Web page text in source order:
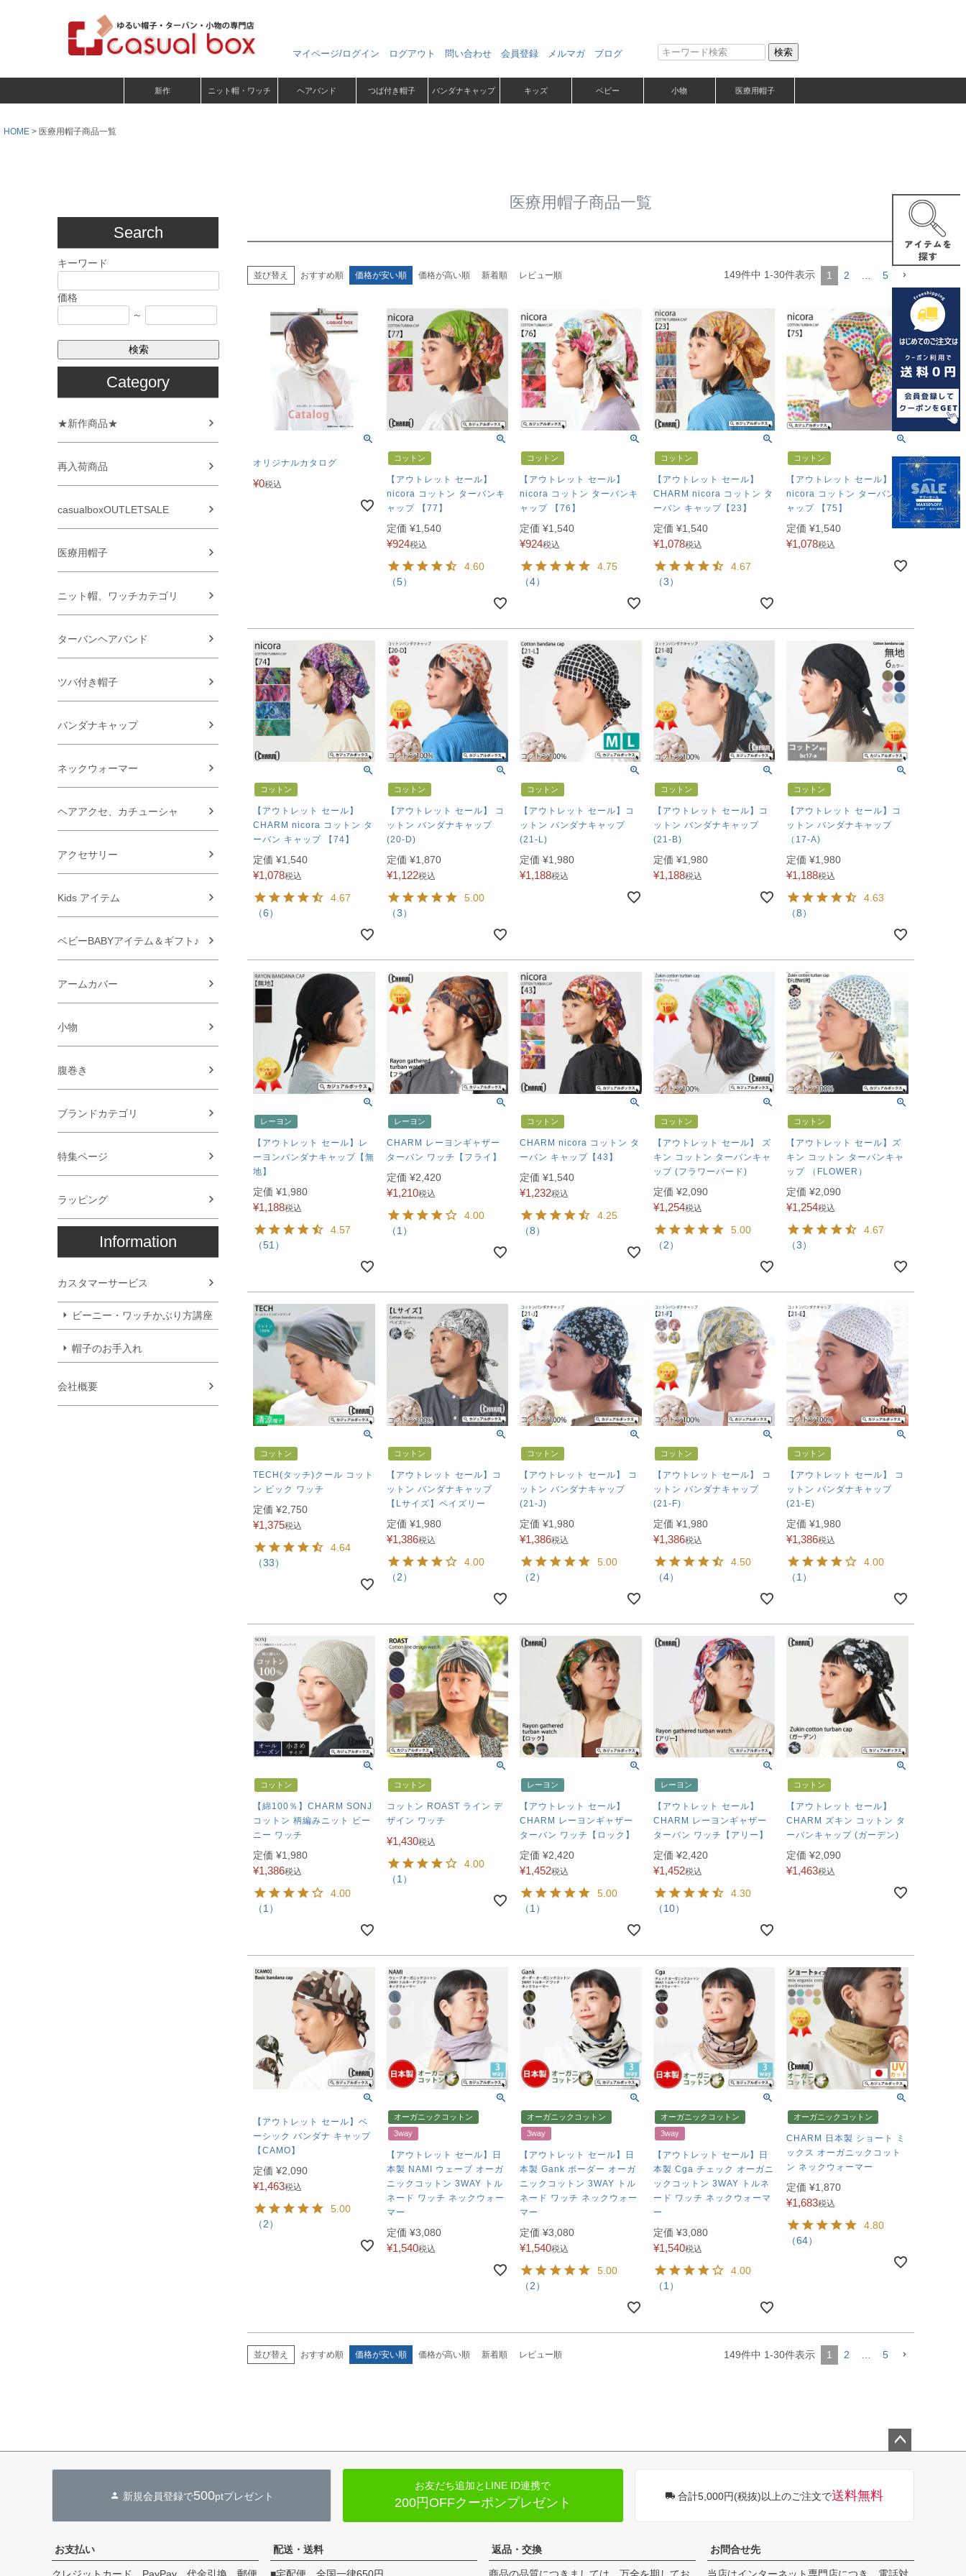
マイページ/ログイン ログアウト 問い合わせ 会員登録 メルマガ ブログ 検索
新作 ニット帽・ワッチ ヘアバンド つば付き帽子 バンダナキャップ キッズ ベビー 小物 医療用帽子
HOME 医療用帽子商品一覧
Search
キーワード
価格
～
検索
Category
★新作商品★
再入荷商品
casualboxOUTLETSALE
医療用帽子
ニット帽、ワッチカテゴリ
ターバンヘアバンド
ツバ付き帽子
バンダナキャップ
ネックウォーマー
ヘアアクセ、カチューシャ
アクセサリー
Kids アイテム
ベビーBABYアイテム＆ギフト♪
アームカバー
小物
腹巻き
ブランドカテゴリ
特集ページ
ラッピング
Information
カスタマーサービス
ビーニー・ワッチかぶり方講座
帽子のお手入れ
会社概要
医療用帽子商品一覧
並び替え おすすめ順 価格が安い順 価格が高い順 新着順 レビュー順 149件中 1-30件表示 1 2 5
オリジナルカタログ
¥0税込
コットン
【アウトレット セール】
nicora コットン ターバンキ
ャップ 【77】
定価 ¥1,540
¥924税込
4.60
（5）
コットン
【アウトレット セール】
nicora コットン ターバンキ
ャップ 【76】
定価 ¥1,540
¥924税込
4.75
（4）
コットン
【アウトレット セール】
CHARM nicora コットン タ
ーバン キャップ【23】
定価 ¥1,540
¥1,078税込
4.67
（3）
コットン
【アウトレット セール】
nicora コットン ターバンキ
ャップ 【75】
定価 ¥1,540
¥1,078税込
コットン
【アウトレット セール】
CHARM nicora コットン タ
ーバン キャップ 【74】
定価 ¥1,540
¥1,078税込
4.67
（6）
コットン
【アウトレット セール】 コ
ットン バンダナキャップ
(20-D)
定価 ¥1,870
¥1,122税込
5.00
（3）
コットン
【アウトレット セール】コ
ットン バンダナキャップ
(21-L)
定価 ¥1,980
¥1,188税込
コットン
【アウトレット セール】コ
ットン バンダナキャップ
(21-B)
定価 ¥1,980
¥1,188税込
コットン
【アウトレット セール】コ
ットン バンダナキャップ
（17-A)
定価 ¥1,980
¥1,188税込
4.63
（8）
レーヨン
【アウトレット セール】レ
ーヨンバンダナキャップ【無
地】
定価 ¥1,980
¥1,188税込
4.57
（51）
レーヨン
CHARM レーヨンギャザー
ターバン ワッチ【フライ】
定価 ¥2,420
¥1,210税込
4.00
（1）
コットン
CHARM nicora コットン タ
ーバン キャップ【43】
定価 ¥1,540
¥1,232税込
4.25
（8）
コットン
【アウトレット セール】 ズ
キン コットン ターバンキャ
ップ (フラワーバード)
定価 ¥2,090
¥1,254税込
5.00
（2）
コットン
【アウトレット セール】ズ
キン コットン ターバンキャ
ップ （FLOWER）
定価 ¥2,090
¥1,254税込
4.67
（3）
コットン
TECH(タッチ)クール コット
ン ビック ワッチ
定価 ¥2,750
¥1,375税込
4.64
（33）
コットン
【アウトレット セール】コ
ットン バンダナキャップ
【Lサイズ】ペイズリー
定価 ¥1,980
¥1,386税込
4.00
（2）
コットン
【アウトレット セール】 コ
ットン バンダナキャップ
(21-J)
定価 ¥1,980
¥1,386税込
5.00
（2）
コットン
【アウトレット セール】 コ
ットン バンダナキャップ
(21-F)
定価 ¥1,980
¥1,386税込
4.50
（4）
コットン
【アウトレット セール】 コ
ットン バンダナキャップ
(21-E)
定価 ¥1,980
¥1,386税込
4.00
（1）
コットン
【綿100％】CHARM SONJ
コットン 柄編みニット ビー
ニー ワッチ
定価 ¥1,980
¥1,386税込
4.00
（1）
コットン
コットン ROAST ライン デ
ザイン ワッチ
¥1,430税込
4.00
（1）
レーヨン
【アウトレット セール】
CHARM レーヨンギャザー
ターバン ワッチ【ロック】
定価 ¥2,420
¥1,452税込
5.00
（1）
レーヨン
【アウトレット セール】
CHARM レーヨンギャザー
ターバン ワッチ【アリー】
定価 ¥2,420
¥1,452税込
4.30
（10）
コットン
【アウトレット セール】
CHARM ズキン コットン タ
ーバンキャップ (ガーデン)
定価 ¥2,090
¥1,463税込
【アウトレット セール】ベ
ーシック バンダナ キャップ
【CAMO】
定価 ¥2,090
¥1,463税込
5.00
（2）
オーガニックコットン
3way
【アウトレット セール】日
本製 NAMI ウェーブ オーガ
ニックコットン 3WAY トル
ネード ワッチ ネックウォー
マー
定価 ¥3,080
¥1,540税込
オーガニックコットン
3way
【アウトレット セール】日
本製 Gank ボーダー オーガ
ニックコットン 3WAY トル
ネード ワッチ ネックウォー
マー
定価 ¥3,080
¥1,540税込
5.00
（2）
オーガニックコットン
3way
【アウトレット セール】日
本製 Cga チェック オーガニ
ックコットン 3WAY トルネ
ード ワッチ ネックウォーマ
ー
定価 ¥3,080
¥1,540税込
4.00
（1）
オーガニックコットン
CHARM 日本製 ショート ミ
ックス オーガニックコット
ン ネックウォーマー
定価 ¥1,870
¥1,683税込
4.80
（64）
並び替え おすすめ順 価格が安い順 価格が高い順 新着順 レビュー順 149件中 1-30件表示 1 2 5
新規会員登録で500ptプレゼント
お友だち追加とLINE ID連携で
200円OFFクーポンプレゼント 合計5,000円(税抜)以上のご注文で送料無料
お支払い 配送・送料 返品・交換 お問合せ先